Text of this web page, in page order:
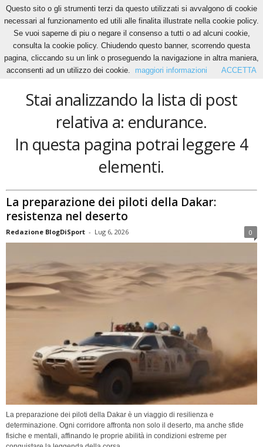
Home Tags Endurance
endurance
Stai analizzando la lista di post
relativa a: endurance.
In questa pagina potrai leggere 4
elementi.
La preparazione dei piloti della Dakar:
resistenza nel deserto
Redazione BlogDiSport - Lug 6, 2026 0
La preparazione dei piloti della Dakar è un viaggio di resilienza e
determinazione. Ogni corridore affronta non solo il deserto, ma anche sfide
fisiche e mentali, affinando le proprie abilità in condizioni estreme per
Questo sito o gli strumenti terzi da questo utilizzati si avvalgono di cookie
necessari al funzionamento ed utili alle finalita illustrate nella cookie policy.
Se vuoi saperne di piu o negare il consenso a tutti o ad alcuni cookie,
consulta la cookie policy. Chiudendo questo banner, scorrendo questa
pagina, cliccando su un link o proseguendo la navigazione in altra maniera,
acconsenti ad un utilizzo dei cookie.
maggiori informazioni ACCETTA